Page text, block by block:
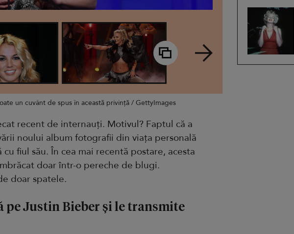
un cuvânt de spus în această privință / GettyImages
recent de internauți. Motivul? Faptul că a
noului album fotografii din viața personală
fiul său. În cea mai recentă postare, acesta
doar într-o pereche de blugi.
doar spatele.
pe Justin Bieber și le transmite